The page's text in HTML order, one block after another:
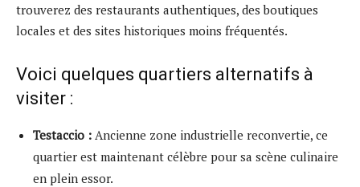
trouverez des restaurants authentiques, des boutiques
locales et des sites historiques moins fréquentés.
Voici quelques quartiers alternatifs à
visiter :
Testaccio : Ancienne zone industrielle reconvertie, ce
quartier est maintenant célèbre pour sa scène culinaire
en plein essor.